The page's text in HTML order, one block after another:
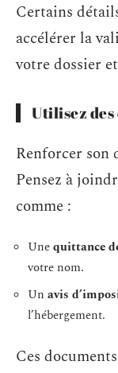
Certains
accélérer la
votre dossier
Utilisez
Renforcer son
Pensez à
comme :
Unequittance
votre nom.
Un avis
l’hébergement.
Ces